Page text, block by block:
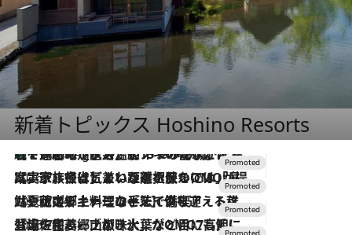
新着トピックス Hoshino Resorts
1 Hour Ago
【トンボの足水浴】ヒノキの香りに包まれて涼感マックス！約13℃の湧水かけ流しを避暑地「星野温泉 トンボの湯」で体験
2026.7.31
【ホテル帰省】という選択肢をOMOが提案。家族とほどよい距離を保つには「昼は実家、夜は気兼ねなくホテルで！」
2026.7.24
【夏限定ディナーコース】旬を迎える稚鮎や花ズッキーニなどをイタリア・トスカーナの郷土料理の手法で満喫！
2026.7.17
「土佐和ハーブかき氷」がOMO7高知に登場！生姜、山椒、大葉など目にも舌にも涼を呼ぶ郷土の味